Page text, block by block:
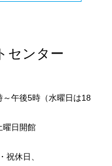
センター
午後5時（水曜日は18
曜日開館
祝休日、